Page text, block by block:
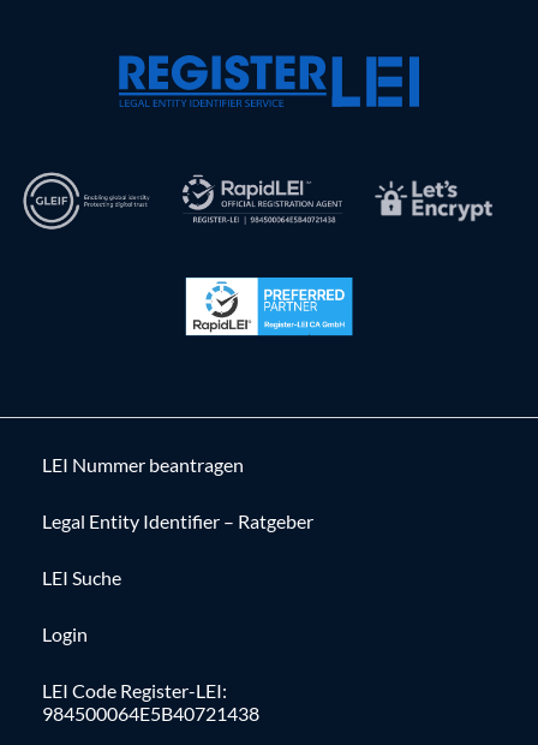
LEI Nummer beantragen
Legal Entity Identifier – Ratgeber
LEI Suche
Login
LEI Code Register-LEI:
984500064E5B40721438